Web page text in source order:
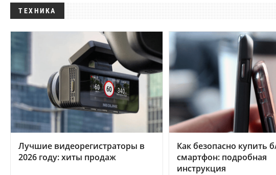
ТЕХНИКА
Лучшие видеорегистраторы в
2026 году: хиты продаж
Как безопасно купить
смартфон: подробная
инструкция